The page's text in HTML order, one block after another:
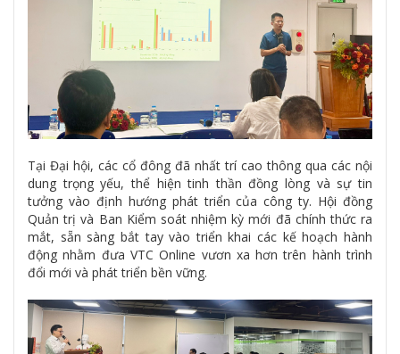
Tại Đại hội, các cổ đông đã nhất trí cao thông qua các nội
dung trọng yếu, thể hiện tinh thần đồng lòng và sự tin
tưởng vào định hướng phát triển của công ty. Hội đồng
Quản trị và Ban Kiểm soát nhiệm kỳ mới đã chính thức ra
mắt, sẵn sàng bắt tay vào triển khai các kế hoạch hành
động nhằm đưa VTC Online vươn xa hơn trên hành trình
đổi mới và phát triển bền vững.